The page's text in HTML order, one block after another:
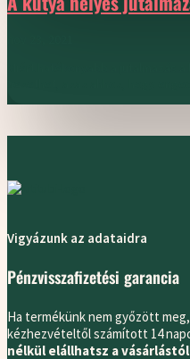
Vigyázunk az adataidra
Pénzvisszafizetési garancia
Ha termékünk nem győzött
kézhezvételtől számított 14
nélkül elállhatsz a